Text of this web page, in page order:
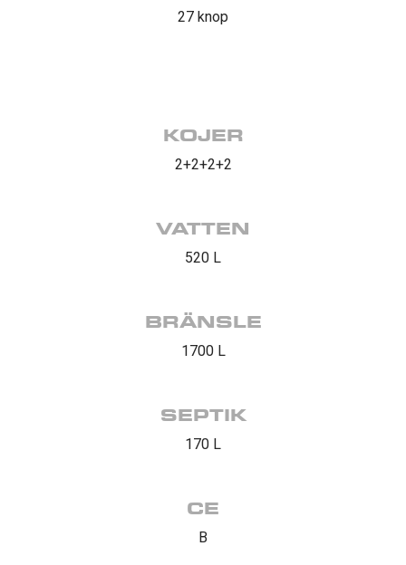
27 knop
KOJER
2+2+2+2
VATTEN
520 L
BRÄNSLE
1700 L
SEPTIK
170 L
CE
B